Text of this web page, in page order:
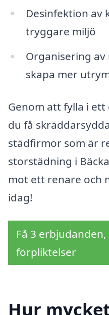
Desinfektion av
tryggare miljö
Organisering
skapa mer
Genom att fylla i
du få
städfirmor som är
storstädning i
mot ett renare och
idag!
Få 3
förpliktelser
Hur